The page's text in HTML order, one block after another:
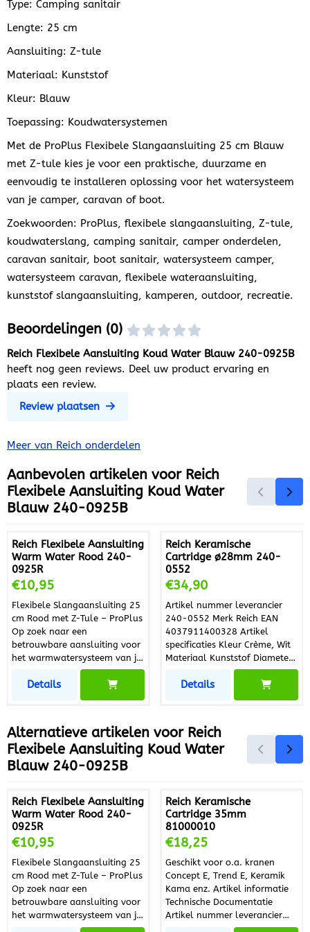
Type: Camping sanitair
Lengte: 25 cm
Aansluiting: Z-tule
Materiaal: Kunststof
Kleur: Blauw
Toepassing: Koudwatersystemen
Met de ProPlus Flexibele Slangaansluiting 25 cm Blauw
met Z-tule kies je voor een praktische, duurzame en
eenvoudig te installeren oplossing voor het watersysteem
van je camper, caravan of boot.
Zoekwoorden: ProPlus, flexibele slangaansluiting, Z-tule,
koudwaterslang, camping sanitair, camper onderdelen,
caravan sanitair, boot sanitair, watersysteem camper,
watersysteem caravan, flexibele wateraansluiting,
kunststof slangaansluiting, kamperen, outdoor, recreatie.
Beoordelingen (0)
Reich Flexibele Aansluiting Koud Water Blauw 240-0925B
heeft nog geen reviews. Deel uw product ervaring en
plaats een review.
Review plaatsen
Meer van Reich onderdelen
Aanbevolen artikelen voor Reich
Flexibele Aansluiting Koud Water
Blauw 240-0925B
Reich Flexibele Aansluiting
Warm Water Rood 240-
0925R
Prijs: 10,95
€10,95
Flexibele Slangaansluiting 25
cm Rood met Z-Tule – ProPlus
Op zoek naar een
betrouwbare aansluiting voor
het warmwatersysteem van je
camper, caravan of boot? De
ProPlus Flexibele
Slangaansluiting 25 cm Rood
ontworpen voor
warmwatertoepassingen en
zorgt voor een veilige,
duurzame en lekvrije
slang ideaal voor installaties
in beperkte ruimtes. Duurzaam
en betrouwbaar Deze flexibele
slangaansluiting is
kunststof dat bestand is tegen
hogere temperaturen en
geschikt is voor langdurig
gebruik. De stevige Z-tule
aansluiting zorgt voor een
Details
Reich Keramische
Cartridge ø28mm 240-
0552
Prijs: 34,90
€34,90
Artikel nummer leverancier
240-0552 Merk Reich EAN
4037911400328 Artikel
specificaties Kleur Crème, Wit
Materiaal Kunststof Diameter
Product 2,80 cm
Details
Alternatieve artikelen voor Reich
Flexibele Aansluiting Koud Water
Blauw 240-0925B
Reich Flexibele Aansluiting
Warm Water Rood 240-
0925R
Prijs: 10,95
€10,95
Flexibele Slangaansluiting 25
cm Rood met Z-Tule – ProPlus
Op zoek naar een
betrouwbare aansluiting voor
het warmwatersysteem van je
camper, caravan of boot? De
Reich Keramische
Cartridge 35mm
81000010
Prijs: 18,25
€18,25
Geschikt voor o.a. kranen
Concept E, Trend E, Keramik
Kama enz. Artikel informatie
Technische Documentatie
Artikel nummer leverancier
.81000010 Merk Reich EAN